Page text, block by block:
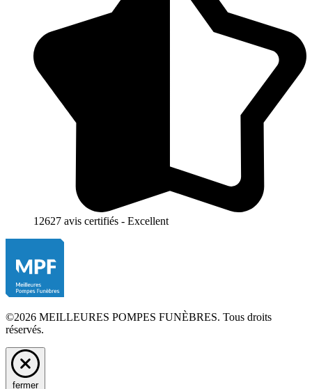
12627 avis certifiés - Excellent
©2026 MEILLEURES POMPES FUNÈBRES. Tous droits
réservés.
fermer